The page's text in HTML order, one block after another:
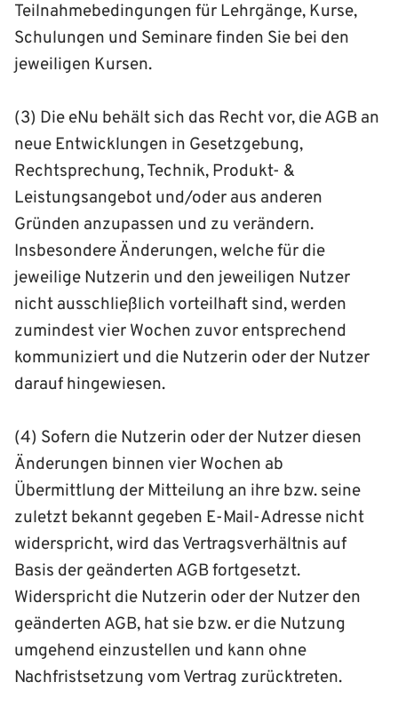
Teilnahmebedingungen für Lehrgänge, Kurse,
Schulungen und Seminare finden Sie bei den
jeweiligen Kursen.
(3) Die eNu behält sich das Recht vor, die AGB an
neue Entwicklungen in Gesetzgebung,
Rechtsprechung, Technik, Produkt- &
Leistungsangebot und/oder aus anderen
Gründen anzupassen und zu verändern.
Insbesondere Änderungen, welche für die
jeweilige Nutzerin und den jeweiligen Nutzer
nicht ausschließlich vorteilhaft sind, werden
zumindest vier Wochen zuvor entsprechend
kommuniziert und die Nutzerin oder der Nutzer
darauf hingewiesen.
(4) Sofern die Nutzerin oder der Nutzer diesen
Änderungen binnen vier Wochen ab
Übermittlung der Mitteilung an ihre bzw. seine
zuletzt bekannt gegeben E-Mail-Adresse nicht
widerspricht, wird das Vertragsverhältnis auf
Basis der geänderten AGB fortgesetzt.
Widerspricht die Nutzerin oder der Nutzer den
geänderten AGB, hat sie bzw. er die Nutzung
umgehend einzustellen und kann ohne
Nachfristsetzung vom Vertrag zurücktreten.